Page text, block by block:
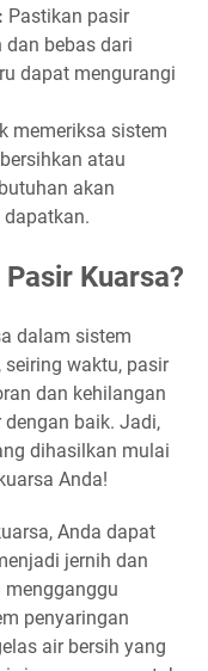
Pastikan pasir
dan bebas dari
dapat mengurangi
memeriksa sistem
atau
akan
Kuarsa?
dalam sistem
waktu, pasir
dan kehilangan
baik. Jadi,
dihasilkan mulai
Anda!
Anda dapat
jernih dan
mengganggu
penyaringan
air bersih yang